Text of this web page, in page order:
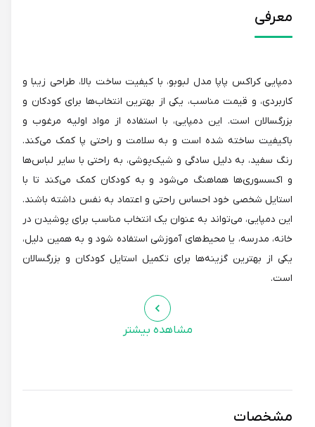
معرفی
دمپایی کراکس پاپا مدل لبوبو، با کیفیت ساخت بالا، طراحی زیبا و
کاربردی، و قیمت مناسب، یکی از بهترین انتخاب‌ها برای کودکان و
بزرگسالان است. این دمپایی، با استفاده از مواد اولیه مرغوب و
باکیفیت ساخته شده است و به سلامت و راحتی پا کمک می‌کند.
رنگ سفید، به دلیل سادگی و شیک‌پوشی، به راحتی با سایر لباس‌ها
و اکسسوری‌ها هماهنگ می‌شود و به کودکان کمک می‌کند تا با
استایل شخصی خود احساس راحتی و اعتماد به نفس داشته باشند.
این دمپایی، می‌تواند به عنوان یک انتخاب مناسب برای پوشیدن در
خانه، مدرسه، یا محیط‌های آموزشی استفاده شود و به همین دلیل،
یکی از بهترین گزینه‌ها برای تکمیل استایل کودکان و بزرگسالان
است.
مشاهده بیشتر
مشخصات